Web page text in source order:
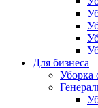
Для бизнеса
Уборка